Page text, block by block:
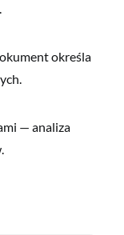
określa
— analiza